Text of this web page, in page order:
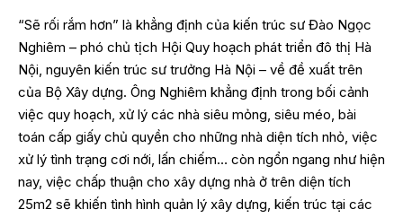
“Sẽ rối rắm hơn” là khẳng định của kiến trúc sư Đào Ngọc
Nghiêm – phó chủ tịch Hội Quy hoạch phát triển đô thị Hà
Nội, nguyên kiến trúc sư trưởng Hà Nội – về đề xuất trên
của Bộ Xây dựng. Ông Nghiêm khẳng định trong bối cảnh
việc quy hoạch, xử lý các nhà siêu mỏng, siêu méo, bài
toán cấp giấy chủ quyền cho những nhà diện tích nhỏ, việc
xử lý tình trạng cơi nới, lấn chiếm… còn ngổn ngang như hiện
nay, việc chấp thuận cho xây dựng nhà ở trên diện tích
25m2 sẽ khiến tình hình quản lý xây dựng, kiến trúc tại các